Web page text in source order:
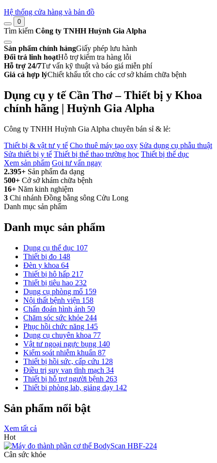
Hệ thống cửa hàng và bản đồ
0
Tìm kiếm Công ty TNHH Huỳnh Gia Alpha
Sản phẩm chính hảngGiấy phép lưu hành
Đổi trả linh hoạtHỗ trợ kiểm tra hàng lỗi
Hỗ trợ 24/7Tư vấn kỹ thuật và báo giá miễn phí
Giá cả hợp lýChiết khấu tốt cho các cơ sở khám chữa bệnh
Dụng cụ y tế Cần Thơ – Thiết bị y Khoa
chính hãng | Huỳnh Gia Alpha
Công ty TNHH Huỳnh Gia Alpha chuyên bán sỉ & lẻ:
Thiết bị & vật tư y tế Cho thuê máy tạo oxy Sửa dụng cụ phẫu thuật
Sửa thiết bị y tế Thiết bị thể thao trường học Thiết bị thể dục
Xem sản phẩm Gọi tư vấn ngay
2.395+ Sản phẩm đa dạng
500+ Cở sở khám chữa bệnh
16+ Năm kinh nghiệm
3 Chi nhánh Đồng bằng sông Cửu Long
Danh mục sản phẩm
Danh mục sản phẩm
Dụng cụ thể dục 107
Thiết bị đo 148
Đèn y khoa 64
Thiết bị hô hấp 217
Thiết bị tiêu hao 232
Dụng cụ phòng mổ 159
Nội thất bệnh viện 158
Chẩn đoán hình ảnh 50
Chăm sóc sức khỏe 244
Phục hồi chức năng 145
Dụng cụ chuyên khoa 77
Vật tư ngoại ngực bụng 140
Kiểm soát nhiễm khuẩn 87
Thiết bị hồi sức, cấp cứu 128
Điều trị suy van tĩnh mạch 34
Thiết bị hỗ trợ người bệnh 263
Thiết bị phòng lab, giảng dạy 142
Sản phẩm nổi bật
Xem tất cả
Hot
Cân sức khỏe